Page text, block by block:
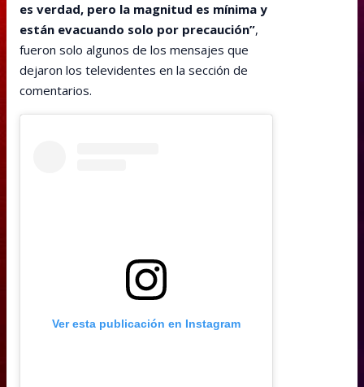
es verdad, pero la magnitud es mínima y
están evacuando solo por precaución”,
fueron solo algunos de los mensajes que
dejaron los televidentes en la sección de
comentarios.
Ver esta publicación en Instagram